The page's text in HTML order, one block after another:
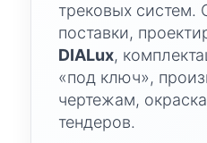
трековых
поставки,
DIALux,
«под ключ»,
чертежам,
тендеров.